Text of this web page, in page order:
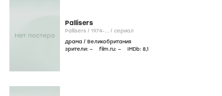
Pallisers
Pallisers / 1974-... / сериал
драма / Великобритания
зрители: – film.ru: – IMDb: 8,1